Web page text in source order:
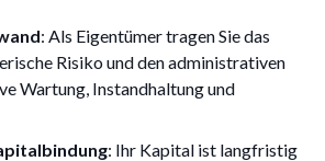
: Als Eigentümer tragen Sie das
Risiko und den administrativen
Wartung, Instandhaltung und
: Ihr Kapital ist langfristig